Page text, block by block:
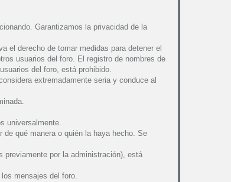
Garantizamos la privacidad de la
el derecho de tomar medidas para detener el
usuarios del foro. El registro de nombres de
del foro, está prohibido.
extremadamente seria y conduce al
universalmente.
qué manera o quién la haya hecho. Se
previamente por la administración), está
mensajes del foro.